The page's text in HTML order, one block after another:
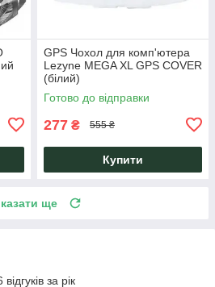
GPS Чохол для комп'ютера
Lezyne MEGA XL GPS COVER
(білий)
Готово до відправки
277 ₴ 555 ₴
Купити
ще
за рік